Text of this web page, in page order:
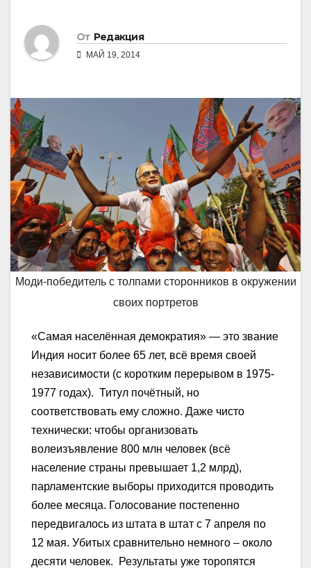
От Редакция
МАЙ 19, 2014
Моди-победитель с толпами сторонников в окружении
своих портретов
«Самая населённая демократия» — это звание
Индия носит более 65 лет, всё время своей
независимости (с коротким перерывом в 1975-
1977 годах). Титул почётный, но
соответствовать ему сложно. Даже чисто
технически: чтобы организовать
волеизъявление 800 млн человек (всё
население страны превышает 1,2 млрд),
парламентские выборы приходится проводить
более месяца. Голосование постепенно
передвигалось из штата в штат с 7 апреля по
12 мая. Убитых сравнительно немного – около
десяти человек. Результаты уже торопятся